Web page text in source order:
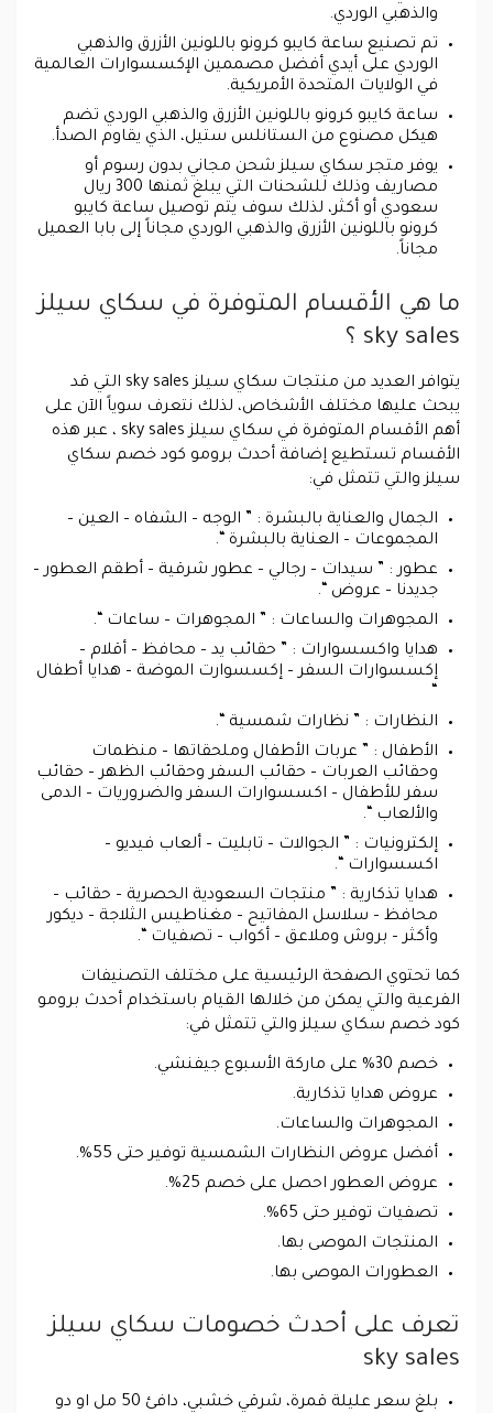
والذهبي الوردي.
تم تصنيع ساعة كايبو كرونو باللونين الأزرق والذهبي
الوردي على أيدي أفضل مصممين الإكسسوارات العالمية
في الولايات المتحدة الأمريكية.
ساعة كايبو كرونو باللونين الأزرق والذهبي الوردي تضم
هيكل مصنوع من الستانلس ستيل، الذي يقاوم الصدأ.
يوفر متجر سكاي سيلز شحن مجاني بدون رسوم أو
مصاريف وذلك للشحنات التي يبلغ ثمنها 300 ريال
سعودي أو أكثر، لذلك سوف يتم توصيل ساعة كايبو
كرونو باللونين الأزرق والذهبي الوردي مجاناً إلى بابا العميل
مجاناً.
ما هي الأقسام المتوفرة في سكاي سيلز
sky sales ؟
يتوافر العديد من منتجات سكاي سيلز sky sales التي قد
يبحث عليها مختلف الأشخاص، لذلك نتعرف سوياً الآن على
أهم الأقسام المتوفرة في سكاي سيلز sky sales ، عبر هذه
الأقسام تستطيع إضافة أحدث برومو كود خصم سكاي
سيلز والتي تتمثل في:
الجمال والعناية بالبشرة : ” الوجه – الشفاه – العين –
المجموعات – العناية بالبشرة “.
عطور : ” سيدات – رجالي – عطور شرقية – أطقم العطور –
جديدنا – عروض “.
المجوهرات والساعات : ” المجوهرات – ساعات “.
هدايا واكسسوارات : ” حقائب يد – محافظ – أقلام –
إكسسوارات السفر – إكسسوارت الموضة – هدايا أطفال
“
النظارات : ” نظارات شمسية “.
الأطفال : ” عربات الأطفال وملحقاتها – منظمات
وحقائب العربات – حقائب السفر وحقائب الظهر – حقائب
سفر للأطفال – اكسسوارات السفر والضروريات – الدمى
والألعاب “.
إلكترونيات : ” الجوالات – تابليت – ألعاب فيديو –
اكسسوارات “.
هدايا تذكارية : ” منتجات السعودية الحصرية – حقائب –
محافظ – سلاسل المفاتيح – مغناطيس الثلاجة – ديكور
وأكثر – بروش وملاعق – أكواب – تصفيات “.
كما تحتوي الصفحة الرئيسية على مختلف التصنيفات
الفرعية والتي يمكن من خلالها القيام باستخدام أحدث برومو
كود خصم سكاي سيلز والتي تتمثل في:
خصم 30% على ماركة الأسبوع جيفنشي.
عروض هدايا تذكارية.
المجوهرات والساعات.
أفضل عروض النظارات الشمسية توفير حتى 55%.
عروض العطور احصل على خصم 25%.
تصفيات توفير حتى 65%.
المنتجات الموصى بها.
العطورات الموصى بها.
تعرف على أحدث خصومات سكاي سيلز
sky sales
بلغ سعر عليلة قمرة، شرقي خشبي، دافئ 50 مل او دو